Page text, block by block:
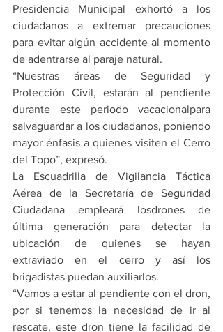
Presidencia Municipal exhortó a los
ciudadanos a extremar precauciones
para evitar algún accidente al momento
de adentrarse al paraje natural.
“Nuestras áreas de Seguridad y
Protección Civil, estarán al pendiente
durante este periodo vacacionalpara
salvaguardar a los ciudadanos, poniendo
mayor énfasis a quienes visiten el Cerro
del Topo”, expresó.
La Escuadrilla de Vigilancia Táctica
Aérea de la Secretaría de Seguridad
Ciudadana empleará losdrones de
última generación para detectar la
ubicación de quienes se hayan
extraviado en el cerro y así los
brigadistas puedan auxiliarlos.
“Vamos a estar al pendiente con el dron,
por si tenemos la necesidad de ir al
rescate, este dron tiene la facilidad de